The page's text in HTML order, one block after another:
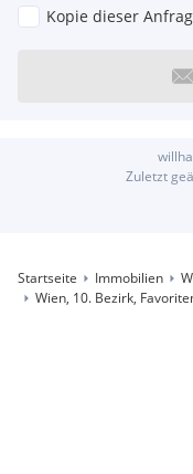
Kopie dieser
Zuletzt
Startseite Immobilien
Wien, 10. Bezirk,